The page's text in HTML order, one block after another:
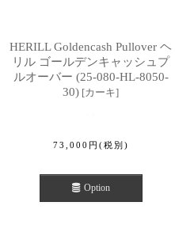
HERILL Goldencash Pullover ヘ
リル ゴールデンキャッシュプ
ルオーバー (25-080-HL-8050-
30) [カーキ]
73,000 円 (税別)
Option